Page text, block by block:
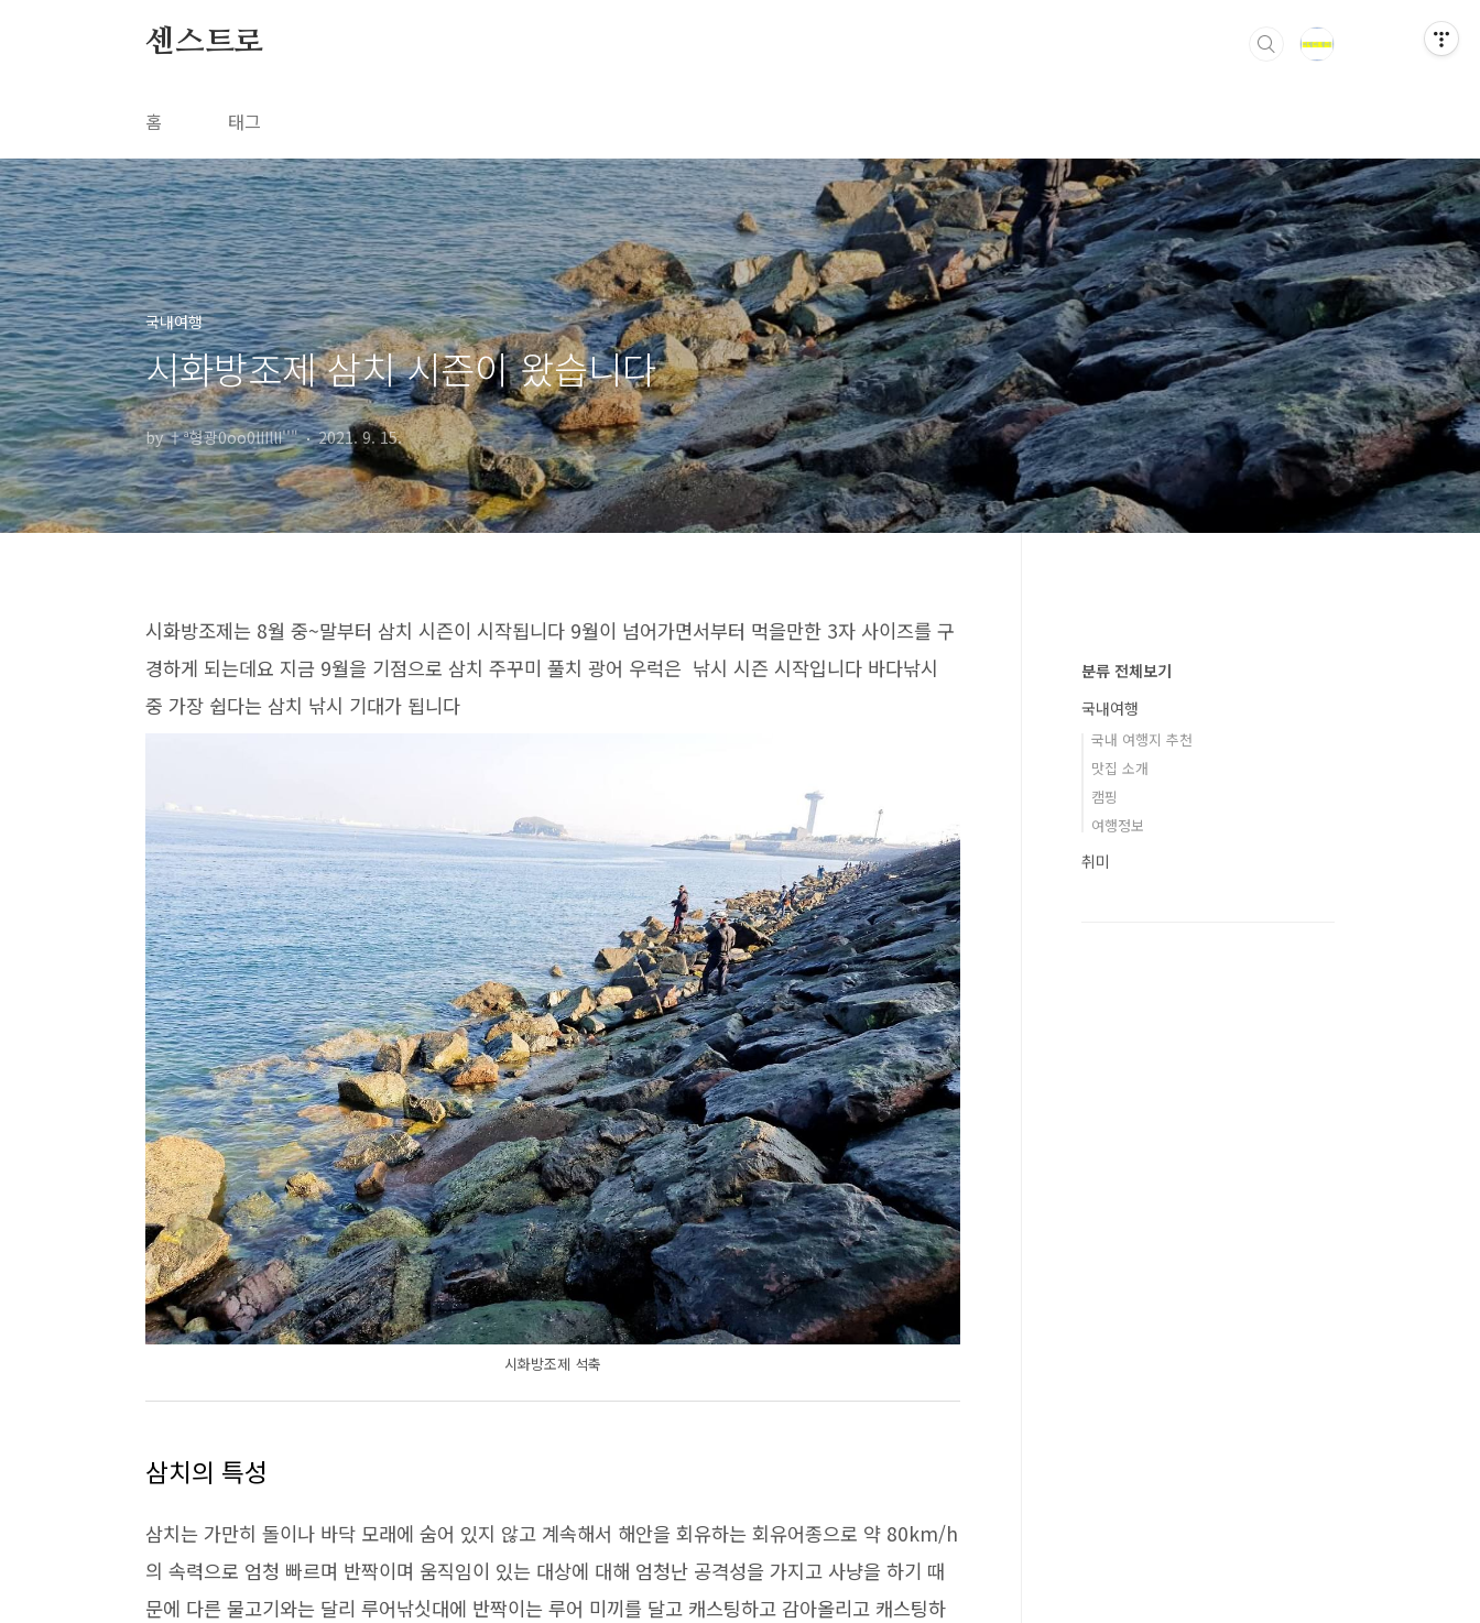
센스트로
홈 태그
국내여행
시화방조제 삼치 시즌이 왔습니다
by †ª형광0oo0lIIllI''" 2021. 9. 15.
시화방조제는 8월 중~말부터 삼치 시즌이 시작됩니다 9월이 넘어가면서부터 먹을만한 3자 사이즈를 구
경하게 되는데요 지금 9월을 기점으로 삼치 주꾸미 풀치 광어 우럭은 낚시 시즌 시작입니다 바다낚시
중 가장 쉽다는 삼치 낚시 기대가 됩니다
시화방조제 석축
삼치의 특성
삼치는 가만히 돌이나 바닥 모래에 숨어 있지 않고 계속해서 해안을 회유하는 회유어종으로 약 80km/h
의 속력으로 엄청 빠르며 반짝이며 움직임이 있는 대상에 대해 엄청난 공격성을 가지고 사냥을 하기 때
문에 다른 물고기와는 달리 루어낚싯대에 반짝이는 루어 미끼를 달고 캐스팅하고 감아올리고 캐스팅하
분류 전체보기
국내여행
국내 여행지 추천
맛집 소개
캠핑
여행정보
취미